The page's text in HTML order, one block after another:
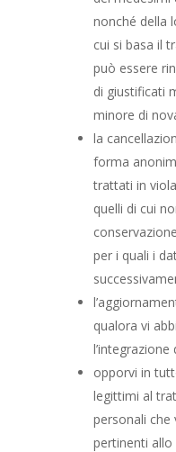
nonché della
cui si basa il
può essere
di giustificati
minore di
la
forma
trattati in
quelli di cui
per i quali i
qualora vi
opporvi in
legittimi al
personali che
pertinenti allo